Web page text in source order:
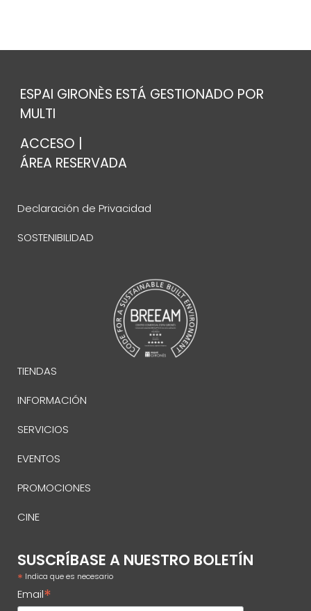
ESPAI GIRONÈS ESTÁ GESTIONADO POR
MULTI
ACCESO |
ÁREA RESERVADA
SUSCRÍBASE A NUESTRO BOLETÍN
* Indica que es necesario
Email*
TIENDAS
INFORMACIÓN
SERVICIOS
EVENTOS
PROMOCIONES
CINE
Declaración de Privacidad
SOSTENIBILIDAD